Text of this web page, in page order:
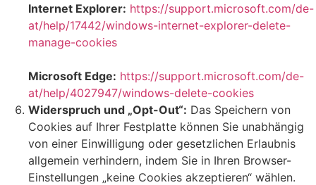
Internet Explorer: https://support.microsoft.com/de-
at/help/17442/windows-internet-explorer-delete-
manage-cookies
Microsoft Edge: https://support.microsoft.com/de-
at/help/4027947/windows-delete-cookies
Widerspruch und „Opt-Out“: Das Speichern von
Cookies auf Ihrer Festplatte können Sie unabhängig
von einer Einwilligung oder gesetzlichen Erlaubnis
allgemein verhindern, indem Sie in Ihren Browser-
Einstellungen „keine Cookies akzeptieren“ wählen.